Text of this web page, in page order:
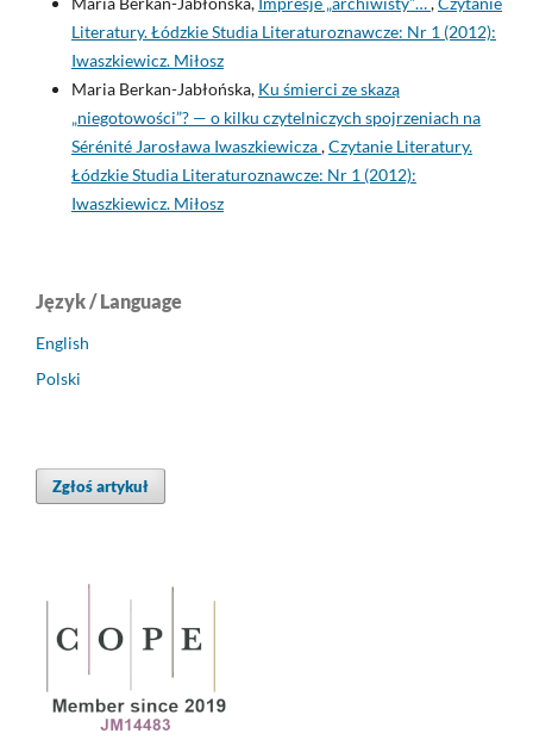
Literatury. Łódzkie Studia Literaturoznawcze: Nr 1 (2012):
Iwaszkiewicz. Miłosz
Maria Berkan-Jabłońska, Ku śmierci ze skazą
„niegotowości”? — o kilku czytelniczych spojrzeniach na
Sérénité Jarosława Iwaszkiewicza,Czytanie Literatury.
Łódzkie Studia Literaturoznawcze: Nr 1 (2012):
Iwaszkiewicz. Miłosz
Język / Language
English
Polski
Zgłoś artykuł